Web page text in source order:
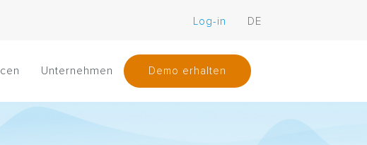
Log-in DE
Unternehmen Demo erhalten